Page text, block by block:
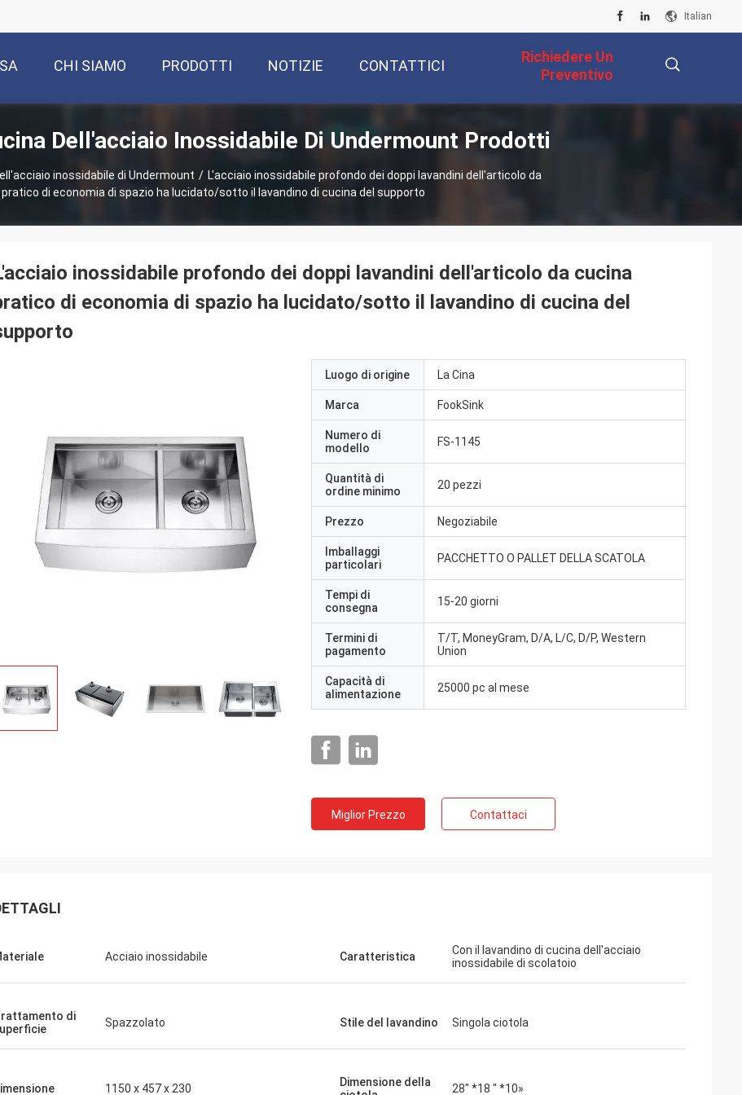
Italian
CHI SIAMO PRODOTTI NOTIZIE CONTATTICI
Richiedere Un
Preventivo
Dell'acciaio Inossidabile Di Undermount Prodotti
inossidabile di Undermount / L'acciaio inossidabile profondo dei doppi lavandini dell'articolo da
di economia di spazio ha lucidato/sotto il lavandino di cucina del supporto
inossidabile profondo dei doppi lavandini dell'articolo da cucina
di economia di spazio ha lucidato/sotto il lavandino di cucina del
Luogo di origine La Cina
Marca FookSink
Numero di
modello
FS-1145
Quantità di
ordine minimo
20 pezzi
Prezzo Negoziabile
Imballaggi
particolari
PACCHETTO O PALLET DELLA SCATOLA
Tempi di
consegna
15-20 giorni
Termini di
pagamento
T/T, MoneyGram, D/A, L/C, D/P, Western
Union
Capacità di
alimentazione
25000 pc al mese
Miglior Prezzo Contattaci
Acciaio inossidabile Caratteristica
Con il lavandino di cucina dell'acciaio
inossidabile di scolatoio
di
Spazzolato Stile del lavandino Singola ciotola
1150 x 457 x 230
Dimensione della
28" *18 " *10»